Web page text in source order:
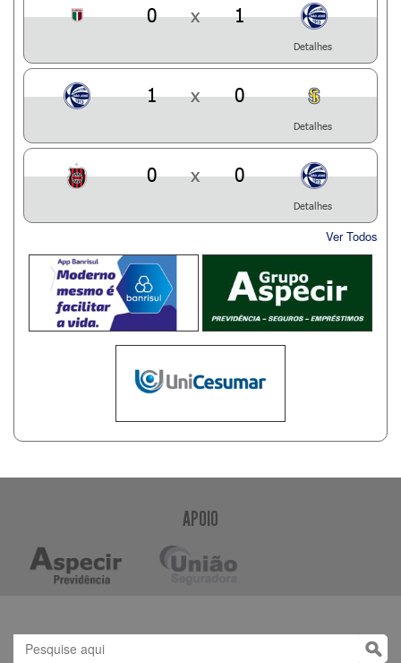
0 x 1
Detalhes
1 x 0
Detalhes
0 x 0
Detalhes
Ver Todos
APOIO